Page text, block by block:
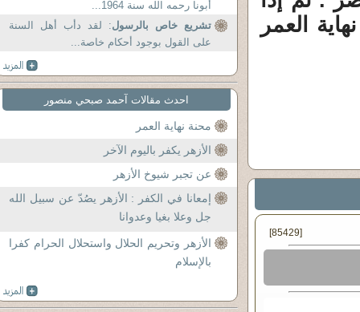
العمر
[85429]
أبونا رحمه الله سنة 1964...
تشريع خاص بالرسول: لقد دأب أهل السنة
على القول بوجود أحكام خاصة...
احدث مقالات آحمد صبحي منصور
محنة نهاية العمر
الأزهر يكفر باليوم الآخر
عن تجبر شيوخ الأزهر
إمعانا في الكفر : الأزهر يصُدّ عن سبيل الله
جل وعلا بغيا وعدوانا
الأزهر وتحريم الحلال واستحلال الحرام كفرا
بالإسلام